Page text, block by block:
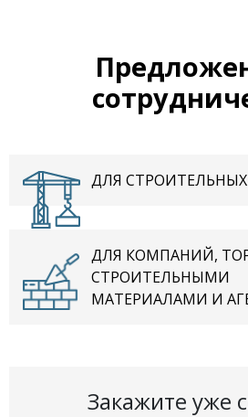
ДЛЯ
ДЛЯ КОМПАНИЙ,
СТРОИТЕЛЬНЫМИ
МАТЕРИАЛАМИ И
Закажите уже